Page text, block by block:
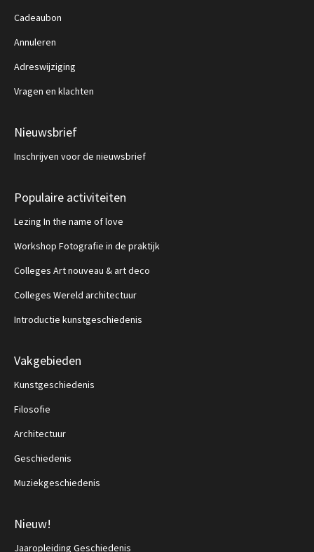
Cadeaubon
Annuleren
Adreswijziging
Vragen en klachten
Nieuwsbrief
Inschrijven voor de nieuwsbrief
Populaire activiteiten
Lezing In the name of love
Workshop Fotografie in de praktijk
Colleges Art nouveau & art deco
Colleges Wereld architectuur
Introductie kunstgeschiedenis
Vakgebieden
Kunstgeschiedenis
Filosofie
Architectuur
Geschiedenis
Muziekgeschiedenis
Nieuw!
Jaaropleiding Geschiedenis